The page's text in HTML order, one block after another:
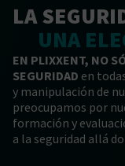
LA
UNA
EN PLIXXENT, NO
SEGURIDAD en
y manipulación de
preocupamos por
formación y
a la seguridad allá